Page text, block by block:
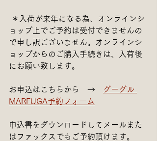
ョップ上でご予約は受付できませんの
で申し訳ございません。オンラインシ
ョップからのご購入手続きは、入荷後
にお願い致します。
お申込はこちらから　→
グーグル
MARFUGA予約フォーム
申込書をダウンロードしてメールまた
はファックスでもご予約頂けます。